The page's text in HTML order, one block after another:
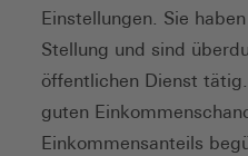
Einstellungen. Sie
Stellung und sind
öffentlichen Dienst
guten
Einkommensanteils